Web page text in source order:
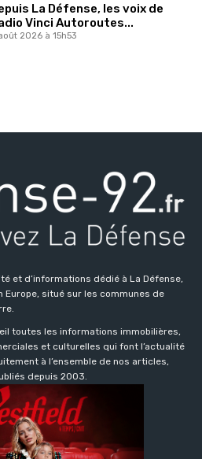
La Défense, les voix de
Vinci Autoroutes...
2026 à 15h53
et d’informations dédié à La Défense,
Europe, situé sur les communes de
toutes les informations immobilières,
et culturelles qui font l’actualité
à l’ensemble de nos articles,
depuis 2003.